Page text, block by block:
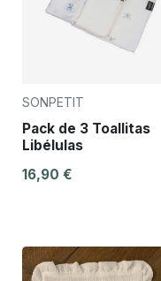
SONPETIT
Pack de 3 Toallitas
Libélulas
16,90 €